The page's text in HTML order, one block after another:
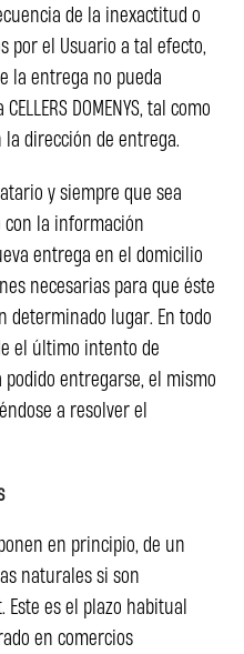
de la inexactitud o
por el Usuario a tal efecto,
la entrega no pueda
DOMENYS, tal como
dirección de entrega.
y siempre que sea
con la información
entrega en el domicilio
necesarias para que éste
determinado lugar. En todo
el último intento de
entregarse, el mismo
a resolver el
en principio, de un
naturales si son
es el plazo habitual
en comercios